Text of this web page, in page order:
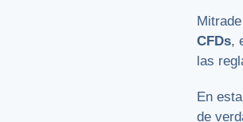
CFDs,
las
En
de